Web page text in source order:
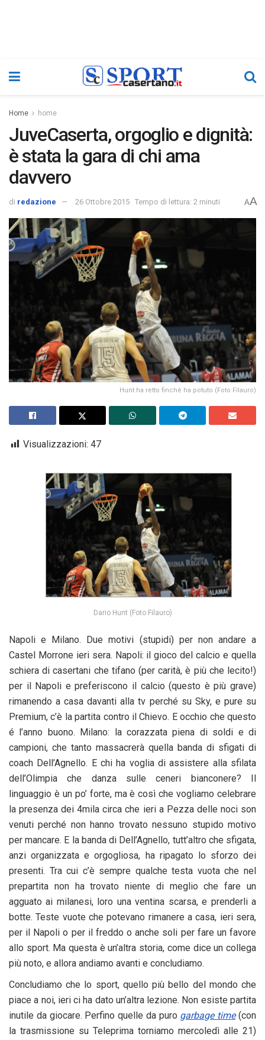
Home home
JuveCaserta, orgoglio e dignità:
è stata la gara di chi ama
davvero
di redazione 26 Ottobre 2015 Tempo di lettura: 2 minuti AA
Hunt ha retto finchè ha potuto (Foto Filauro)
Visualizzazioni: 47
Dario Hunt (Foto Filauro)
Napoli e Milano. Due motivi (stupidi) per non andare a
Castel Morrone ieri sera. Napoli: il gioco del calcio e quella
schiera di casertani che tifano (per carità, è più che lecito!)
per il Napoli e preferiscono il calcio (questo è più grave)
rimanendo a casa davanti alla tv perché su Sky, e pure su
Premium, c’è la partita contro il Chievo. E occhio che questo
é l’anno buono. Milano: la corazzata piena di soldi e di
campioni, che tanto massacrerà quella banda di sfigati di
coach Dell’Agnello. E chi ha voglia di assistere alla sfilata
dell’Olimpia che danza sulle ceneri bianconere? Il
linguaggio è un po’ forte, ma è così che vogliamo celebrare
la presenza dei 4mila circa che ieri a Pezza delle noci son
venuti perché non hanno trovato nessuno stupido motivo
per mancare. E la banda di Dell’Agnello, tutt’altro che sfigata,
anzi organizzata e orgogliosa, ha ripagato lo sforzo dei
presenti. Tra cui c’è sempre qualche testa vuota che nel
prepartita non ha trovato niente di meglio che fare un
agguato ai milanesi, loro una ventina scarsa, e prenderli a
botte. Teste vuote che potevano rimanere a casa, ieri sera,
per il Napoli o per il freddo o anche soli per fare un favore
allo sport. Ma questa è un’altra storia, come dice un collega
più noto, e allora andiamo avanti e concludiamo.
Concludiamo che lo sport, quello più bello del mondo che
piace a noi, ieri ci ha dato un’altra lezione. Non esiste partita
inutile da giocare. Perfino quelle da puro garbage time(con
la trasmissione su Teleprima torniamo mercoledì alle 21)